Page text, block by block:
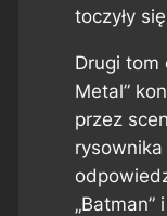
toczyły
Drugi tom
Metal”
przez
„Batman”